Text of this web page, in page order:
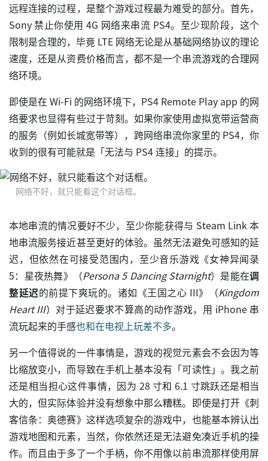
远程连接的过程，是整个游戏过程最为难受的部分。首先，
Sony 禁止你使用 4G 网络来串流 PS4。至少现阶段，这个
限制是合理的，毕竟 LTE 网络无论是从基础网络协议的理论
速度，还是从资费价格而言，都不是一个串流游戏的合理网
络环境。
即使是在 Wi-Fi 的网络环境下，PS4 Remote Play app 的网
络要求也显得有些过于苛刻。如果你家使用虚拟宽带运营商
的服务（例如长城宽带等），跨网络串流你家里的 PS4，你
收到的很有可能就是「无法与 PS4 连接」的提示。
网络不好，就只能看这个对话框。
本地串流的情况要好不少，至少你能获得与 Steam Link 本
地串流服务接近甚至更好的体验。虽然无法避免可感知的延
迟，但依然在可接受范围内，至少音乐游戏《女神异闻录
5：星夜热舞》（Persona 5 Dancing Starnight）是能在调
整延迟的前提下爽玩的。诸如《王国之心 III》（Kingdom
Heart III）对于延迟要求不算高的动作游戏，用 iPhone 串
流玩起来的手感也和在电视上玩差不多。
另一个值得说的一件事情是，游戏的视觉元素会不会因为等
比缩放变小，而导致在手机上基本没有「可读性」。我之前
还是相当担心这件事情，因为 28 寸和 6.1 寸跳跃还是相当
大的，但实际体验并没有想象中那么糟糕。即使是打开《刺
客信条：奥德赛》这样选项复杂的游戏中，也能基本辨认出
游戏地图和元素，当然，你依然还是无法避免凑近手机的操
作。而且由于多了一个手柄，你不用像以前串流那样使用屏